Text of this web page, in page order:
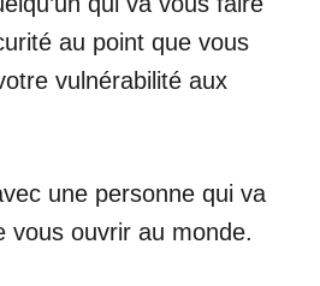
au point que vous
vulnérabilité aux
une personne qui va
vous ouvrir au monde.